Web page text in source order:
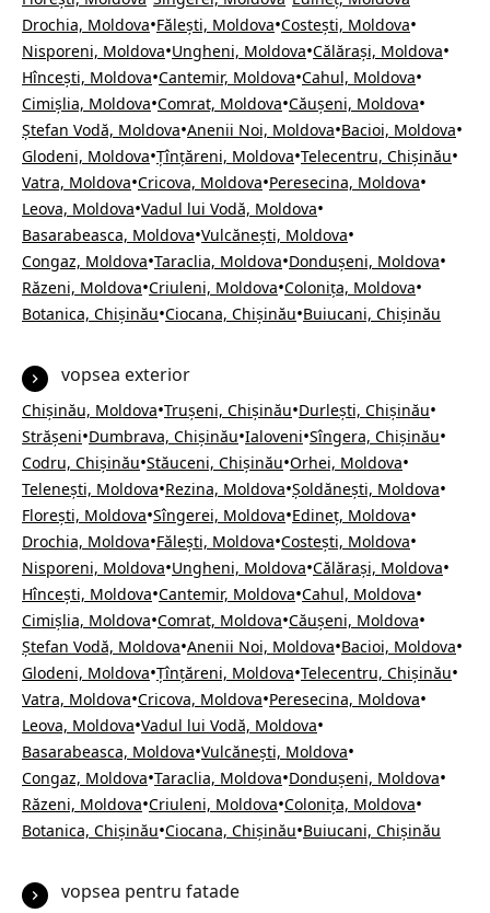
Drochia, Moldova•Fălești, Moldova•Costești, Moldova•
Nisporeni, Moldova•Ungheni, Moldova•Călărași, Moldova•
Hîncești, Moldova•Cantemir, Moldova•Cahul, Moldova•
Cimișlia, Moldova•Comrat, Moldova•Căușeni, Moldova•
Ștefan Vodă, Moldova•Anenii Noi, Moldova•Bacioi, Moldova•
Glodeni, Moldova•Țînțăreni, Moldova•Telecentru, Chișinău•
Vatra, Moldova•Cricova, Moldova•Peresecina, Moldova•
Leova, Moldova•Vadul lui Vodă, Moldova•
Basarabeasca, Moldova•Vulcănești, Moldova•
Congaz, Moldova•Taraclia, Moldova•Dondușeni, Moldova•
Răzeni, Moldova•Criuleni, Moldova•Colonița, Moldova•
Botanica, Chișinău•Ciocana, Chișinău•Buiucani, Chișinău
vopsea exterior
Chișinău, Moldova•Trușeni, Chișinău•Durlești, Chișinău•
Strășeni•Dumbrava, Chișinău•Ialoveni•Sîngera, Chișinău•
Codru, Chișinău•Stăuceni, Chișinău•Orhei, Moldova•
Telenești, Moldova•Rezina, Moldova•Șoldănești, Moldova•
Florești, Moldova•Sîngerei, Moldova•Edineț, Moldova•
Drochia, Moldova•Fălești, Moldova•Costești, Moldova•
Nisporeni, Moldova•Ungheni, Moldova•Călărași, Moldova•
Hîncești, Moldova•Cantemir, Moldova•Cahul, Moldova•
Cimișlia, Moldova•Comrat, Moldova•Căușeni, Moldova•
Ștefan Vodă, Moldova•Anenii Noi, Moldova•Bacioi, Moldova•
Glodeni, Moldova•Țînțăreni, Moldova•Telecentru, Chișinău•
Vatra, Moldova•Cricova, Moldova•Peresecina, Moldova•
Leova, Moldova•Vadul lui Vodă, Moldova•
Basarabeasca, Moldova•Vulcănești, Moldova•
Congaz, Moldova•Taraclia, Moldova•Dondușeni, Moldova•
Răzeni, Moldova•Criuleni, Moldova•Colonița, Moldova•
Botanica, Chișinău•Ciocana, Chișinău•Buiucani, Chișinău
vopsea pentru fatade